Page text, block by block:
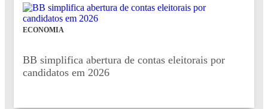
ECONOMIA
BB simplifica abertura de contas eleitorais por
candidatos em 2026